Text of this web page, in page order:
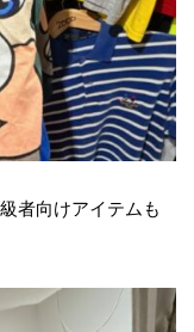
者向けアイテムも